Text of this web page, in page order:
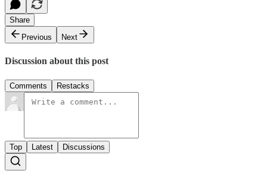
Share
Previous
Next
Discussion about this post
Comments Restacks
Top Latest Discussions